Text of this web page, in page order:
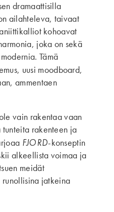
dramaattisilla
ailahteleva, taivaat
kohoavat
joka on sekä
Tämä
uusi moodboard,
ammentaen
vain rakentaa vaan
tunteita rakenteen ja
FJORD-konseptin
alkeellista voimaa ja
meidät
jatkeina